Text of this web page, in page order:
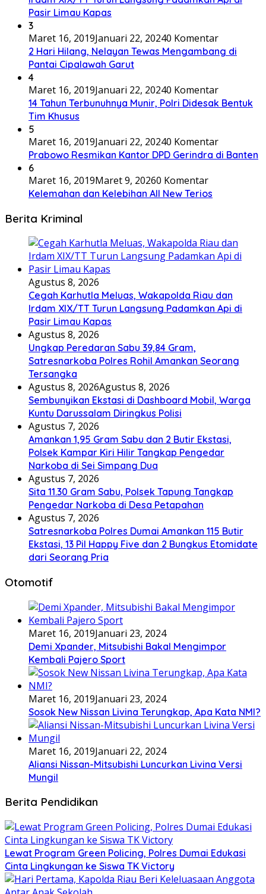
Pasir Limau Kapas
3
Maret 16, 2019Januari 22, 20240 Komentar
2 Hari Hilang, Nelayan Tewas Mengambang di
Pantai Cipalawah Garut
4
Maret 16, 2019Januari 22, 20240 Komentar
14 Tahun Terbunuhnya Munir, Polri Didesak Bentuk
Tim Khusus
5
Maret 16, 2019Januari 22, 20240 Komentar
Prabowo Resmikan Kantor DPD Gerindra di Banten
6
Maret 16, 2019Maret 9, 20260 Komentar
Kelemahan dan Kelebihan All New Terios
Berita Kriminal
Agustus 8, 2026
Cegah Karhutla Meluas, Wakapolda Riau dan
Irdam XIX/TT Turun Langsung Padamkan Api di
Pasir Limau Kapas
Agustus 8, 2026
Ungkap Peredaran Sabu 39,84 Gram,
Satresnarkoba Polres Rohil Amankan Seorang
Tersangka
Agustus 8, 2026Agustus 8, 2026
Sembunyikan Ekstasi di Dashboard Mobil, Warga
Kuntu Darussalam Diringkus Polisi
Agustus 7, 2026
Amankan 1,95 Gram Sabu dan 2 Butir Ekstasi,
Polsek Kampar Kiri Hilir Tangkap Pengedar
Narkoba di Sei Simpang Dua
Agustus 7, 2026
Sita 11.30 Gram Sabu, Polsek Tapung Tangkap
Pengedar Narkoba di Desa Petapahan
Agustus 7, 2026
Satresnarkoba Polres Dumai Amankan 115 Butir
Ekstasi, 13 Pil Happy Five dan 2 Bungkus Etomidate
dari Seorang Pria
Otomotif
Maret 16, 2019Januari 23, 2024
Demi Xpander, Mitsubishi Bakal Mengimpor
Kembali Pajero Sport
Maret 16, 2019Januari 23, 2024
Sosok New Nissan Livina Terungkap, Apa Kata NMI?
Maret 16, 2019Januari 22, 2024
Aliansi Nissan-Mitsubishi Luncurkan Livina Versi
Mungil
Berita Pendidikan
Lewat Program Green Policing, Polres Dumai Edukasi
Cinta Lingkungan ke Siswa TK Victory